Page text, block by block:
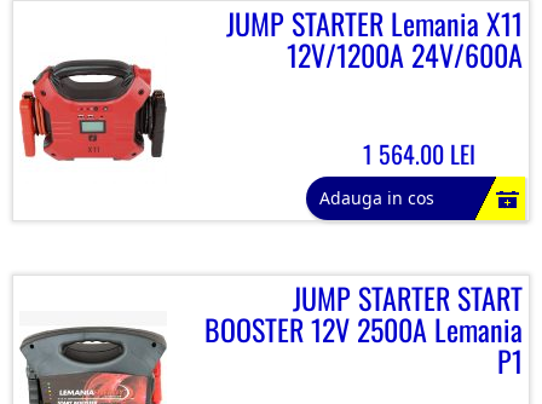
JUMP STARTER Lemania X11
12V/1200A 24V/600A
1 564.00 LEI
Adauga in cos
JUMP STARTER START
BOOSTER 12V 2500A Lemania
P1